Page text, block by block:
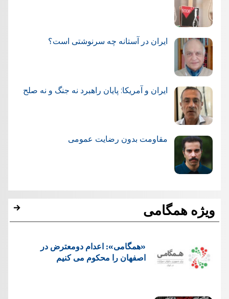
ایران در آستانه چه سرنوشتی است؟
ایران و آمریکا: پایان راهبرد نه جنگ و نه صلح
مقاومت بدون رضایت عمومی
ویژه همگامی
«همگامی»: اعدام دومعترض در
اصفهان را محکوم می کنیم